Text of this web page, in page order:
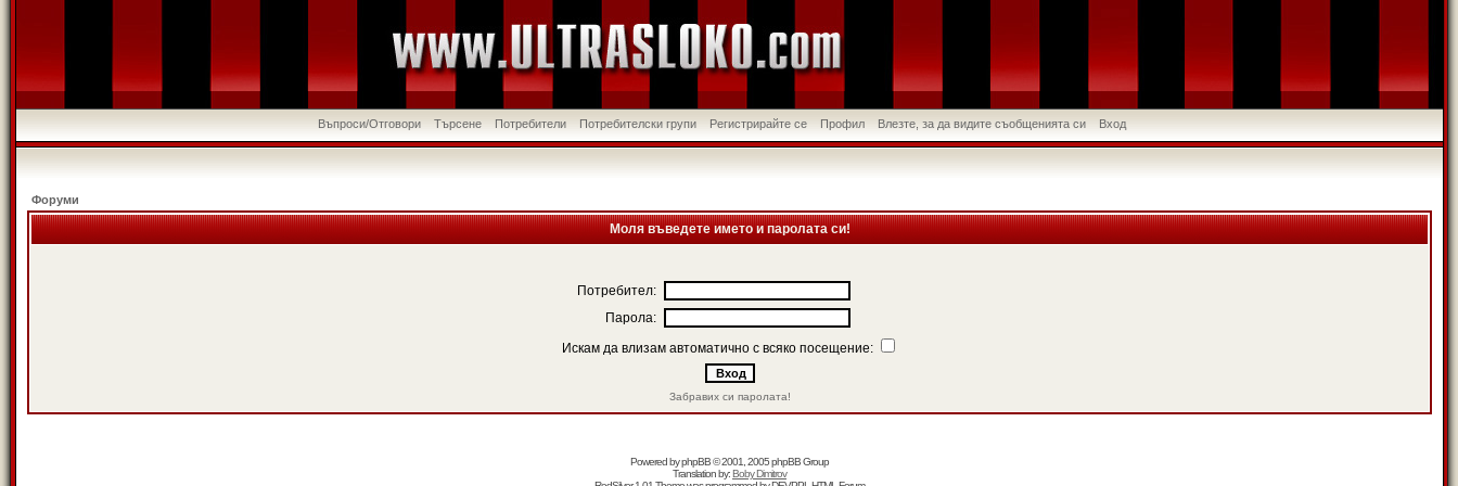
Въпроси/Отговори Търсене Потребители Потребителски групи Регистрирайте се Профил Влезте, за да видите съобщенията си Вход
Форуми
Моля въведете името и паролата си!
Потребител:
Парола:
Искам да влизам автоматично с всяко посещение:
Забравих си паролата!
Powered byphpBB© 2001, 2005 phpBB Group
Translation by:Boby Dimitrov